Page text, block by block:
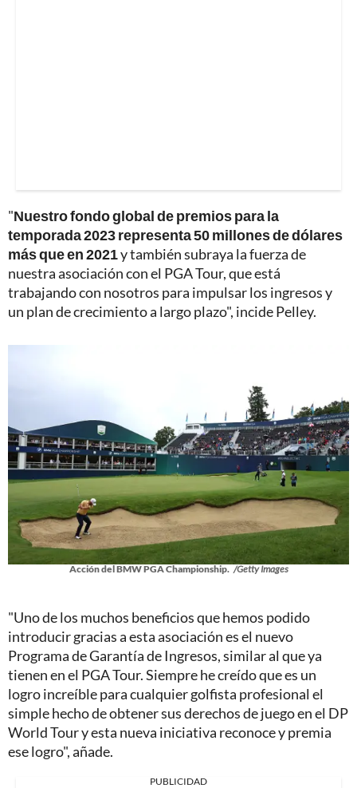
"Nuestro fondo global de premios para la
temporada 2023 representa 50 millones de dólares
más que en 2021y también subraya la fuerza de
nuestra asociación con el PGA Tour, que está
trabajando con nosotros para impulsar los ingresos y
un plan de crecimiento a largo plazo", incide Pelley.
Acción del BMW PGA Championship. /Getty Images
"Uno de los muchos beneficios que hemos podido
introducir gracias a esta asociación es el nuevo
Programa de Garantía de Ingresos, similar al que ya
tienen en el PGA Tour. Siempre he creído que es un
logro increíble para cualquier golfista profesional el
simple hecho de obtener sus derechos de juego en el DP
World Tour y esta nueva iniciativa reconoce y premia
ese logro", añade.
PUBLICIDAD